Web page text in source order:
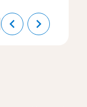
chevron_left chevron_right